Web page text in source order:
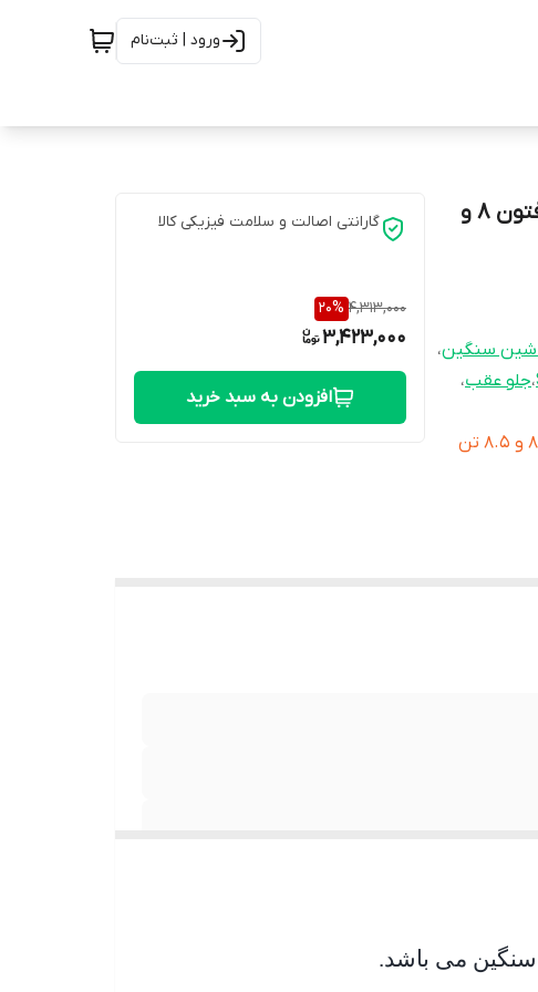
ورود | ثبت‌نام
لنت ترمز جلو عقب کامیونت فوتون الوند 6 تن جلو فتون 8 و
سنگین،
،جلو عقب،
گارانتی اصالت و سلامت فیزیکی کالا
4,313,000
20%
3,423,000
افزودن به سبد خرید
سنگین می باشد.